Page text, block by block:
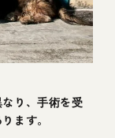
り、手術を受
ます。